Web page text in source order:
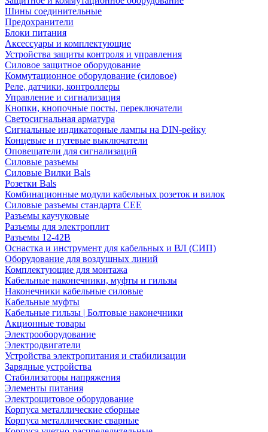
Шины соединительные
Предохранители
Блоки питания
Аксессуары и комплектующие
Устройства защиты контроля и управления
Силовое защитное оборудование
Коммутационное оборудование (силовое)
Реле, датчики, контроллеры
Управление и сигнализация
Кнопки, кнопочные посты, переключатели
Светосигнальная арматура
Сигнальные индикаторные лампы на DIN-рейку
Концевые и путевые выключатели
Оповещатели для сигнализаций
Силовые разъемы
Силовые Вилки Bals
Розетки Bals
Комбинационные модули кабельных розеток и вилок
Силовые разъемы стандарта CEE
Разъемы каучуковые
Разъемы для электроплит
Разъемы 12-42В
Оснастка и инструмент для кабельных и ВЛ (СИП)
Оборудование для воздушных линий
Комплектующие для монтажа
Кабельные наконечники, муфты и гильзы
Наконечники кабельные силовые
Кабельные муфты
Кабельные гильзы | Болтовые наконечники
Акционные товары
Электрооборудование
Электродвигатели
Устройства электропитания и стабилизации
Зарядные устройства
Стабилизаторы напряжения
Элементы питания
Электрощитовое оборудование
Корпуса металлические сборные
Корпуса металлические сварные